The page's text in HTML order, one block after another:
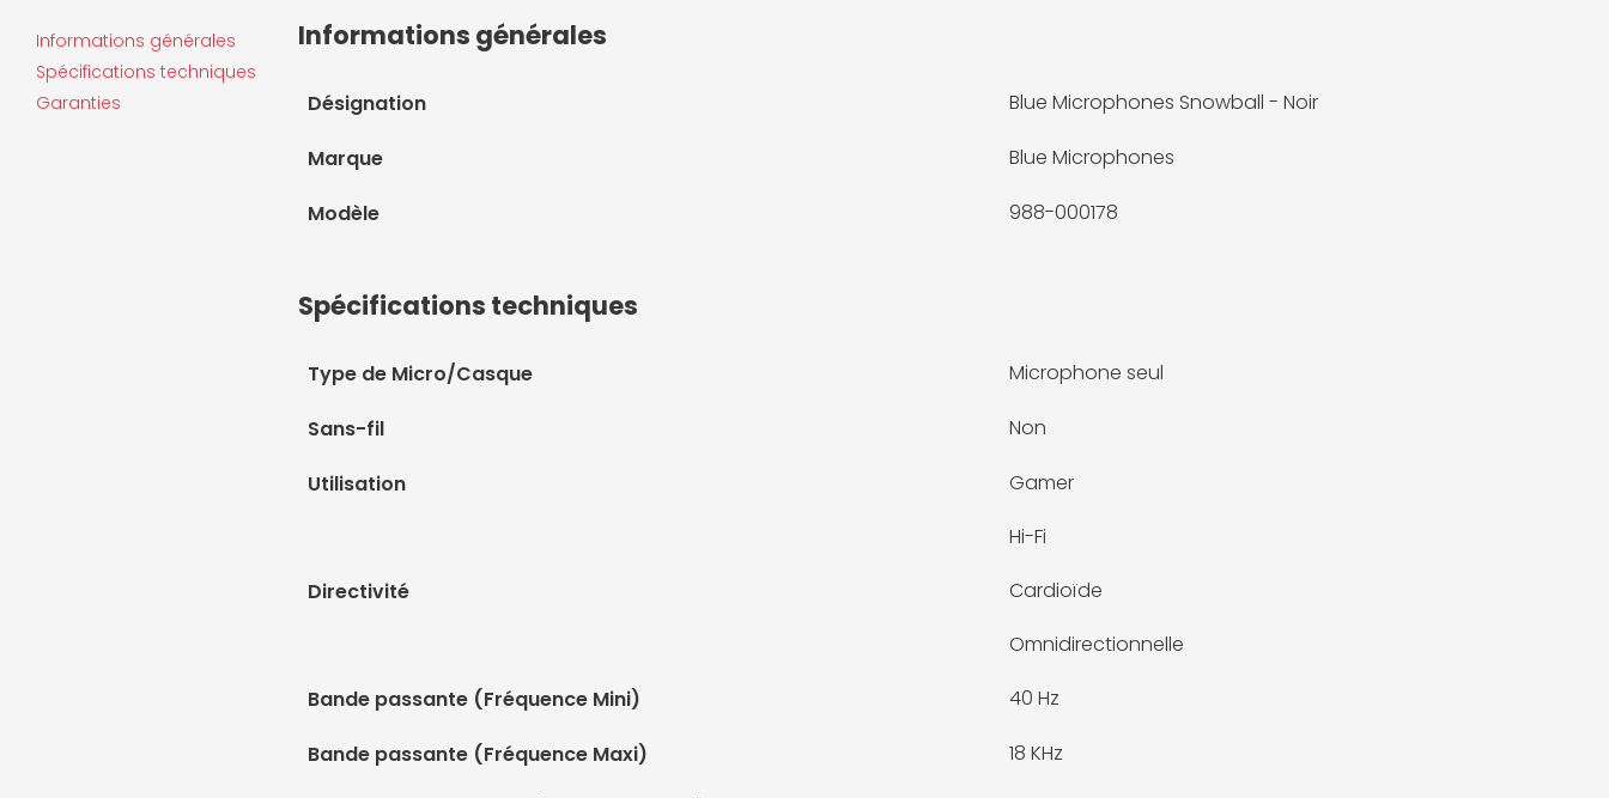
Informations générales
Spécifications techniques
Garanties
Informations générales
Désignation Blue Microphones Snowball - Noir
Marque Blue Microphones
Modèle 988-000178
Spécifications techniques
Type de Micro/Casque Microphone seul
Sans-fil Non
Utilisation
Gamer
Hi-Fi
Directivité
Cardioïde
Omnidirectionnelle
Bande passante (Fréquence Mini)
40 Hz
Bande passante (Fréquence Maxi) 18 KHz